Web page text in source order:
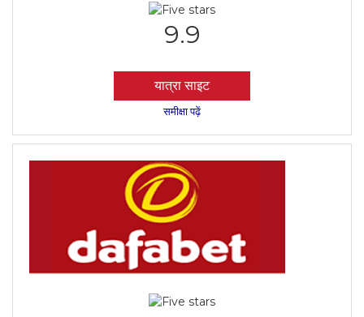
9.9
यात्रा साइट
समीक्षा पढ़ें